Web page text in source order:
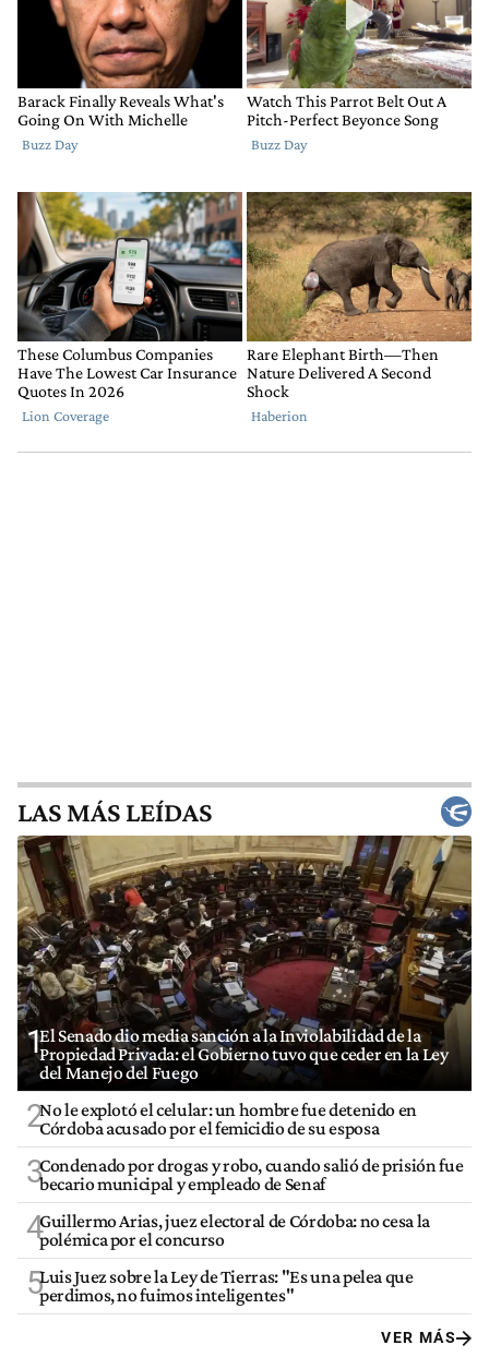
LAS MÁS LEÍDAS
1El Senado dio media sanción a la Inviolabilidad de la
Propiedad Privada: el Gobierno tuvo que ceder en la Ley
del Manejo del Fuego
2No le explotó el celular: un hombre fue detenido en
Córdoba acusado por el femicidio de su esposa
3Condenado por drogas y robo, cuando salió de prisión fue
becario municipal y empleado de Senaf
4Guillermo Arias, juez electoral de Córdoba: no cesa la
polémica por el concurso
5Luis Juez sobre la Ley de Tierras: "Es una pelea que
perdimos, no fuimos inteligentes"
VER MÁS